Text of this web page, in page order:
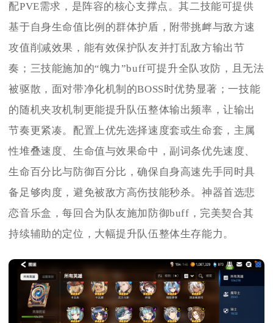
配PVE需求，是阵容的核心支撑点。其二技能可提供
基于自身生命值比例的群体护盾，附带挑衅与敌方速
攻值削减效果，能有效保护队友并打乱敌方输出节
奏；三技能施加的“魄力”buff可提升全队攻防，且无法
被驱散，面对带净化机制的BOSS时优势显著；一技能
的随机夹攻机制更能提升队伍整体输出频率，让输出
节奏更紧凑。配置上优先选择速度套或生命套，主属
性堆叠速度、生命值与效果命中，副词条优先速度、
生命百分比与防御百分比，确保自身高速先手同时具
备足够肉度，避免被敌方高伤技能秒杀。神器首选悲
恋音乐盒，每回合为队友施加防御buff，完美契合其
持续辅助的定位，大幅提升队伍整体生存能力。